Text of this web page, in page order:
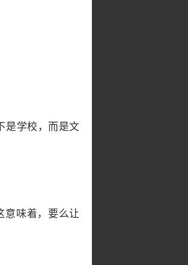
是学校，而是文
意味着，要么让